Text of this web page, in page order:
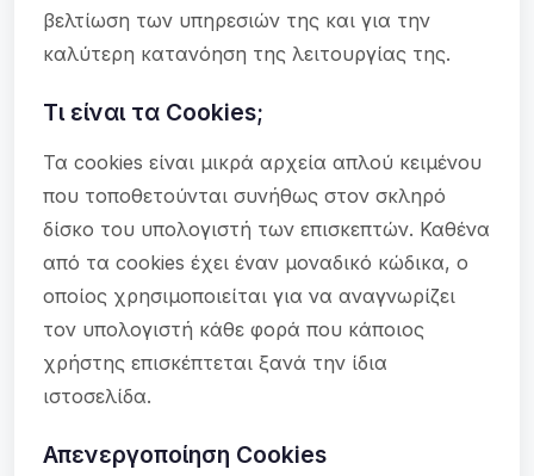
βελτίωση των υπηρεσιών της και για την
καλύτερη κατανόηση της λειτουργίας της.
Τι είναι τα Cookies;
Τα cookies είναι μικρά αρχεία απλού κειμένου
που τοποθετούνται συνήθως στον σκληρό
δίσκο του υπολογιστή των επισκεπτών. Καθένα
από τα cookies έχει έναν μοναδικό κώδικα, ο
οποίος χρησιμοποιείται για να αναγνωρίζει
τον υπολογιστή κάθε φορά που κάποιος
χρήστης επισκέπτεται ξανά την ίδια
ιστοσελίδα.
Απενεργοποίηση Cookies